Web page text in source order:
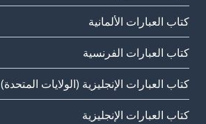
كتاب العبارات الألمانية
كتاب العبارات الفرنسية
كتاب العبارات الإنجليزية (الولايات المتحدة)
كتاب العبارات الإنجليزية